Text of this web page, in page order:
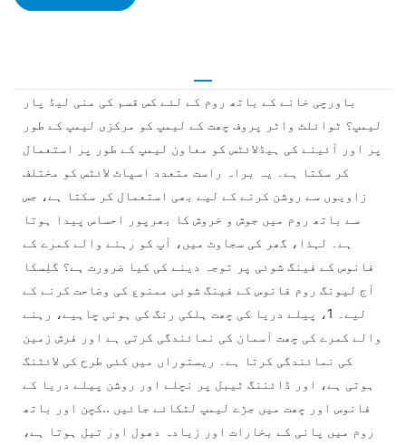
باورچی خانے کے باتھ روم کے لئے کس قسم کی منی لیڈ پار
لیمپ؟ ٹوائلٹ واٹر پروف چھت کے لیمپ کو مرکزی لیمپ کے طور
پر اور آئینے کی ہیڈلائٹس کو معاون لیمپ کے طور پر استعمال
کر سکتا ہے۔ یہ براہ راست متعدد اسپاٹ لائٹس کو مختلف
زاویوں سے روشن کرنے کے لیے بھی استعمال کر سکتا ہے، جس
سے باتھ روم میں جوش و خروش کا بھرپور احساس پیدا ہوتا
ہے۔ لہذا، گھر کی سجاوٹ میں، آپ کو رہنے والے کمرے کے
فانوس کے فینگ شوئی پر توجہ دینے کی کیا ضرورت ہے؟ گلِسکا
آج لیونگ روم فانوس کے فینگ شوئی ممنوع کی وضاحت کرنے کے
لیے۔ 1، پیلے دریا کی چھت ہلکی رنگ کی ہونی چاہیے، رہنے
والے کمرے کی چھت آسمان کی نمائندگی کرتی ہے اور فرش زمین
کی نمائندگی کرتا ہے۔ ریستوراں میں کئی طرح کی لائٹنگ
ہوتی ہے، اور ڈائننگ ٹیبل پر نچلے اور روشن پیلے دریا کے
فانوس اور چھت میں جڑے لیمپ لٹکائے جائیں ..کچن اور باتھ
روم میں پانی کے بخارات اور زیادہ دھول اور تیل ہوتا ہے،